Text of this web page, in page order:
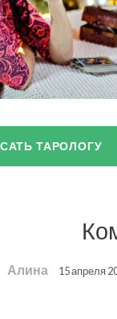
ТАРОЛОГУ
Алина 15 апреля